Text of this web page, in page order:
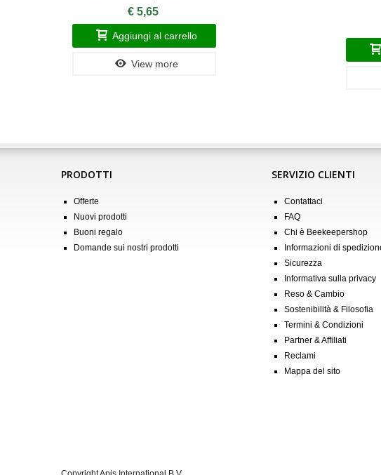
€ 5,65
Aggiungi al carrello
View more
PRODOTTI
Offerte
Nuovi prodotti
Buoni regalo
Domande sui nostri prodotti
SERVIZIO CLIENTI
Contattaci
FAQ
Chi è Beekeepershop
Informazioni di
Sicurezza
Informativa sulla privacy
Reso & Cambio
Sostenibilità & Filosofia
Termini & Condizioni
Partner & Affiliati
Reclami
Mappa del sito